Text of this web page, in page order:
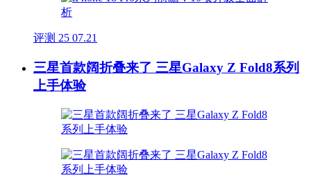
评测 25 07.21
三星首款阔折叠来了 三星Galaxy Z Fold8系列
上手体验